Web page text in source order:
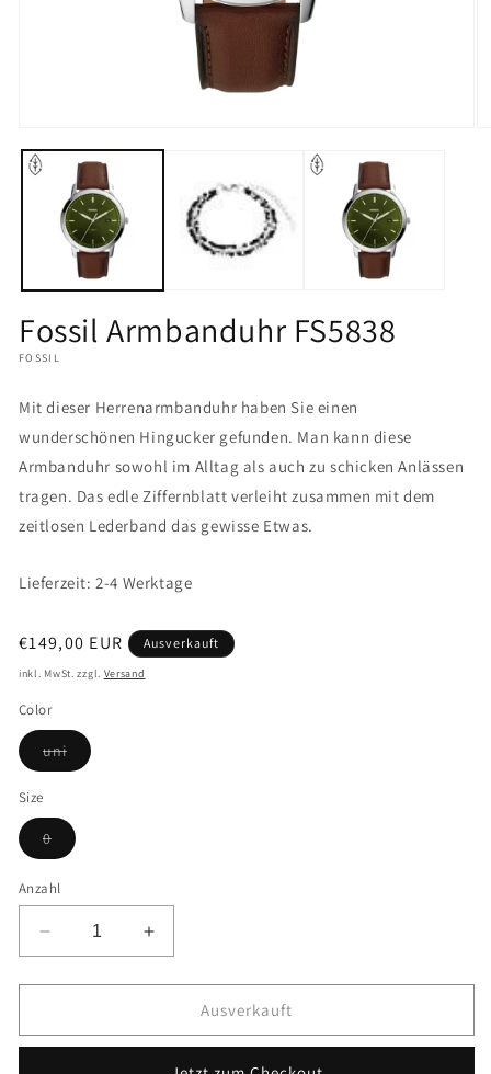
1
in
Fossil Armbanduhr FS5838
FOSSIL
Mit dieser Herrenarmbanduhr haben Sie einen
wunderschönen Hingucker gefunden. Man kann diese
Armbanduhr sowohl im Alltag als auch zu schicken Anlässen
tragen. Das edle Ziffernblatt verleiht zusammen mit dem
zeitlosen Lederband das gewisse Etwas.
Lieferzeit: 2-4 Werktage
Normaler
Preis
€149,00 EUR Ausverkauft
inkl. MwSt. zzgl. Versand
Color
uniVariante
ausverkauft
Size
0Variante
ausverkauft
nicht
verfügbar
Anzahl
Verringere
die
Menge
Fossil
Erhöhe
die
Menge
Fossil
Ausverkauft